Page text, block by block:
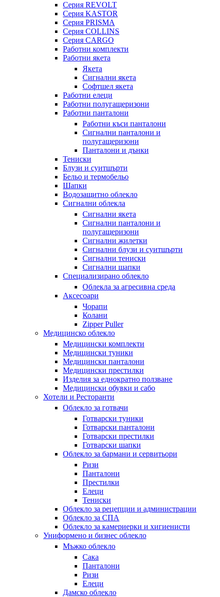
Серия REVOLT
Серия KASTOR
Серия PRISMA
Серия COLLINS
Серия CARGO
Работни комплекти
Работни якета
Якета
Сигнални якета
Софтшел якета
Работни елеци
Работни полугащеризони
Работни панталони
Работни къси панталони
Сигнални панталони и
полугащеризони
Панталони и дънки
Тениски
Блузи и суитшърти
Бельо и термобельо
Шапки
Водозащитно облекло
Сигнални облекла
Сигнални якета
Сигнални панталони и
полугащеризони
Сигнални жилетки
Сигнални блузи и суитшърти
Сигнални тениски
Сигнални шапки
Специализирано облекло
Облекла за агресивна среда
Аксесоари
Чорапи
Колани
Zipper Puller
Медицинско облекло
Медицински комплекти
Медицински туники
Медицински панталони
Медицински престилки
Изделия за еднократно ползване
Медицински обувки и сабо
Хотели и Ресторанти
Облекло за готвачи
Готварски туники
Готварски панталони
Готварски престилки
Готварски шапки
Облекло за бармани и сервитьори
Ризи
Панталони
Престилки
Елеци
Тениски
Облекло за рецепции и администрации
Облекло за СПА
Облекло за камериерки и хигиенисти
Униформено и бизнес облекло
Мъжко облекло
Сака
Панталони
Ризи
Елеци
Дамско облекло